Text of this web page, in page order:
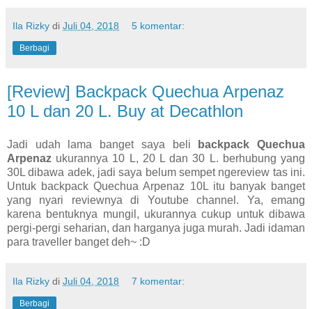
Ila Rizky di Juli 04, 2018 5 komentar:
Berbagi
[Review] Backpack Quechua Arpenaz
10 L dan 20 L. Buy at Decathlon
Jadi udah lama banget saya beli
backpack Quechua
Arpenaz ukurannya 10 L, 20 L dan 30 L. berhubung yang
30L dibawa adek, jadi saya belum sempet ngereview tas ini.
Untuk backpack Quechua Arpenaz 10L itu banyak banget
yang nyari reviewnya di Youtube channel. Ya, emang
karena bentuknya mungil, ukurannya cukup untuk dibawa
pergi-pergi seharian, dan harganya juga murah. Jadi idaman
para traveller banget deh~ :D
Ila Rizky di Juli 04, 2018 7 komentar:
Berbagi